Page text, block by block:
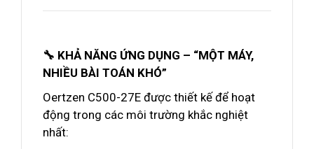
🔧 KHẢ NĂNG ỨNG DỤNG – “MỘT MÁY,
NHIỀU BÀI TOÁN KHÓ”
Oertzen C500-27E được thiết kế để hoạt
động trong các môi trường khắc nghiệt
nhất: